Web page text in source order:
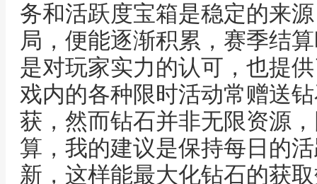
务和活跃度宝箱是稳定的来
局，便能逐渐积累，赛季结
是对玩家实力的认可，也提
戏内的各种限时活动常赠送
获，然而钻石并非无限资源
算，我的建议是保持每日的
新，这样能最大化钻石的获